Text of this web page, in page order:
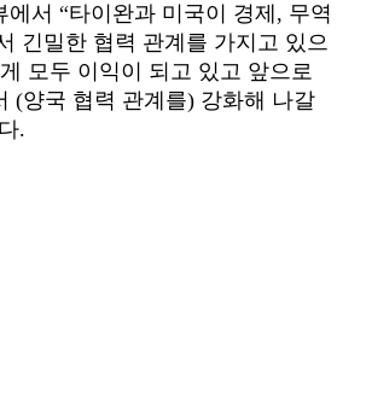
에서 “타이완과 미국이 경제, 무역
긴밀한 협력 관계를 가지고 있으
모두 이익이 되고 있고 앞으로
(양국 협력 관계를) 강화해 나갈
.